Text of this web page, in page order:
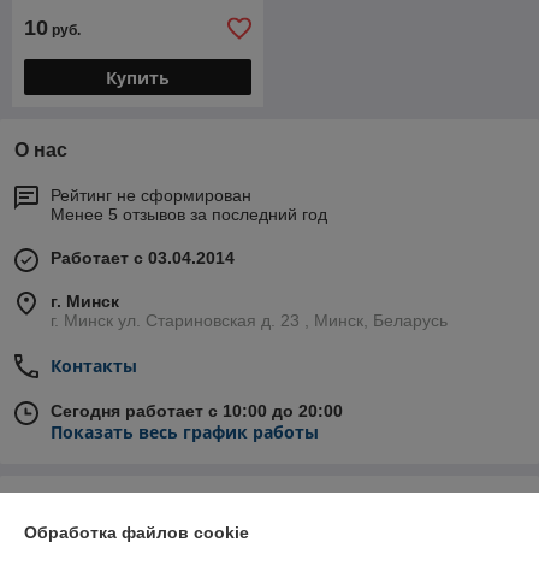
10 руб.
Купить
О нас
Рейтинг не сформирован
Менее 5 отзывов за последний год
Работает с 03.04.2014
г. Минск
г. Минск ул. Стариновская д. 23 , Минск, Беларусь
Контакты
Сегодня работает с 10:00 до 20:00
Показать весь график работы
Обработка файлов cookie